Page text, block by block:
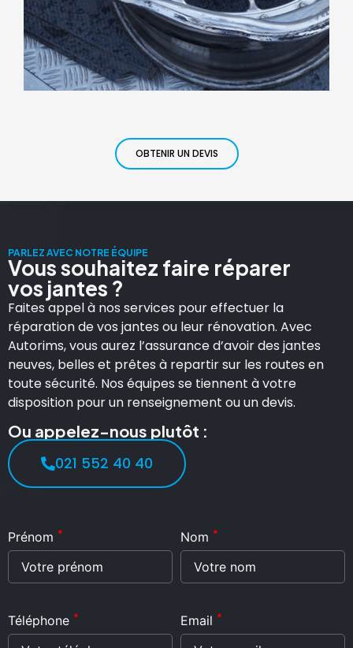
OBTENIR UN DEVIS
PARLEZ AVEC NOTRE ÉQUIPE
Vous souhaitez faire réparer
vos jantes ?
Faites appel à nos services pour effectuer la
réparation de vos jantes ou leur rénovation. Avec
Autorims, vous aurez l’assurance d’avoir des jantes
neuves, belles et prêtes à repartir sur les routes en
toute sécurité. Nos équipes se tiennent à votre
disposition pour un renseignement ou un devis.
Ou appelez-nous plutôt :
021 552 40 40
Prénom * Nom *
Téléphone * Email *